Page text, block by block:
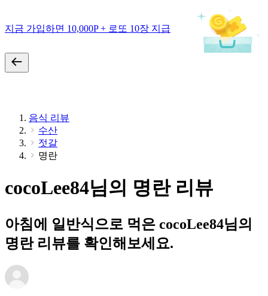
지금 가입하면 10,000P + 로또 10장 지급
음식 리뷰
수산
젓갈
명란
cocoLee84님의 명란 리뷰
아침에 일반식으로 먹은 cocoLee84님의
명란 리뷰를 확인해보세요.